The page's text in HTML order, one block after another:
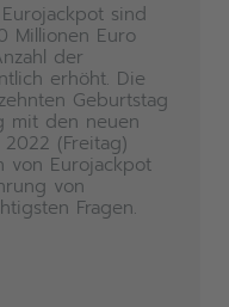
sind
Millionen Euro
der
erhöht. Die
Geburtstag
mit den neuen
(Freitag)
von Eurojackpot
von
Fragen.